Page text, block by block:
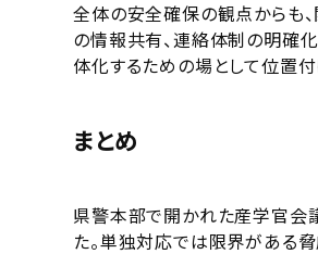
全体の安全確保の観点からも
の情報共有、連絡体制の明確
体化するための場として位置付
まとめ
県警本部で開かれた産学官会
た。単独対応では限界がある脅